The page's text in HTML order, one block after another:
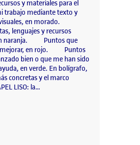
y materiales para el
trabajo mediante texto y
en morado.
lenguajes y recursos
naranja. Puntos que
mejorar, en rojo. Puntos
bien o que me han sido
en verde. En bolígrafo,
concretas y el marco
LISO: la…